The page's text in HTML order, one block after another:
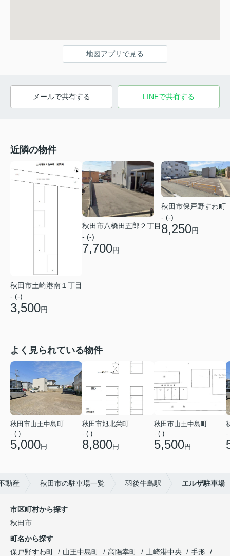
地図アプリで見る
メールで共有する LINEで共有する
近隣の物件
秋田市土崎港南１丁目
- (-)
3,500円
秋田市八橋田五郎２丁目
- (-)
7,700円
秋田市保戸野すわ町
- (-)
8,250円
よく見られている物件
秋田市山王中島町
- (-)
5,000円
秋田市旭北栄町
- (-)
8,800円
秋田市山王中島町
- (-)
5,500円
-
動産 秋田市の駐車場一覧 羽後牛島駅 エルザ駐車場
市区町村から探す
秋田市
町名から探す
保戸野すわ町
山王中島町 高陽幸町 土崎港中央
手形